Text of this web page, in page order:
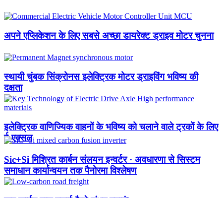
अपने एप्लिकेशन के लिए सबसे अच्छा डायरेक्ट ड्राइव मोटर चुनना
स्थायी चुंबक सिंक्रोनस इलेक्ट्रिक मोटर ड्राइविंग भविष्य की
दक्षता
इलेक्ट्रिक वाणिज्यिक वाहनों के भविष्य को चलाने वाले ट्रकों के लिए
ई-एक्सल
Sic+Si मिश्रित कार्बन संलयन इन्वर्टर · अवधारणा से सिस्टम
समाधान कार्यान्वयन तक पैनोरमा विश्लेषण